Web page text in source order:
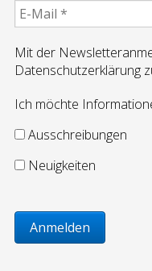
Ausschreibungen
Vermietung
Referenzen
Referenzen
Mit der
Datenschutzerklärung
Ich möchte
Ausschreibungen
Neuigkeiten